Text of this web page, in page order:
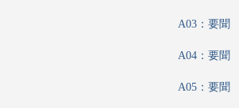
A03：要聞
A04：要聞
A05：要聞